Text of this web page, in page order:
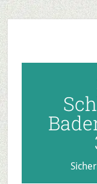
Zum
Inhalt
springen
Zur
Seitenspalte
springen
Zur
Fußzeile
springen